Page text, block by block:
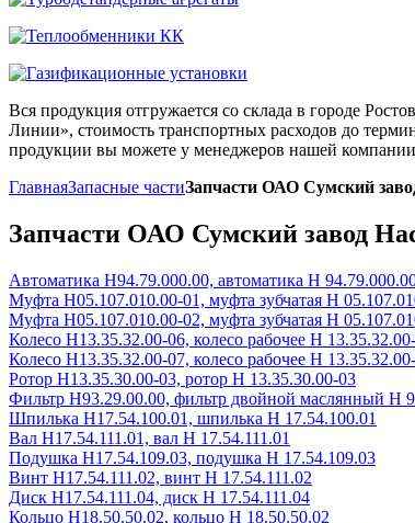
Вся продукция отгружается со склада в городе
Линии», стоимость транспортных расходов до
продукции вы можете у менеджеров нашей
ГлавнаяЗапасные частиЗапчасти ОАО Сумский
Запчасти ОАО Сумский завод
Автоматика Н94.79.000.00, автоматика Н
Муфта Н05.107.010.00-01, муфта зубчатая Н
Муфта Н05.107.010.00-02, муфта зубчатая Н
Колесо Н13.35.32.00-06, колесо рабочее Н
Колесо Н13.35.32.00-07, колесо рабочее Н
Ротор Н13.35.30.00-03, ротор Н 13.35.30.00-03
Фильтр Н93.29.00.00, фильтр двойной маслянный Н
Шпилька Н17.54.100.01, шпилька Н 17.54.100.01
Вал Н17.54.111.01, вал Н 17.54.111.01
Подушка Н17.54.109.03, подушка Н 17.54.109.03
Винт Н17.54.111.02, винт Н 17.54.111.02
Диск Н17.54.111.04, диск Н 17.54.111.04
Кольцо Н18.50.50.02, кольцо Н 18.50.50.02